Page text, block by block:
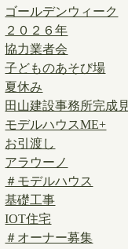
ゴールデンウィーク
２０２６年
協力業者会
子どものあそび場
夏休み
田山建設事務所完成
モデルハウスME+
お引渡し
アラウーノ
＃モデルハウス
基礎工事
IOT住宅
＃オーナー募集